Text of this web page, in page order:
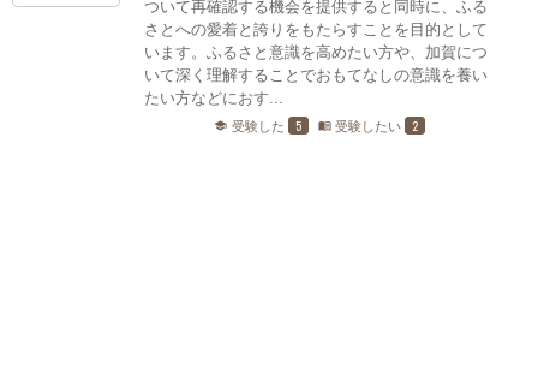
ついて再確認する機会を提供すると同時に、ふる
さとへの愛着と誇りをもたらすことを目的として
います。ふるさと意識を高めたい方や、加賀につ
いて深く理解することでおもてなしの意識を養い
たい方などにおす...
school 受験した 5 menu_book 受験したい 2